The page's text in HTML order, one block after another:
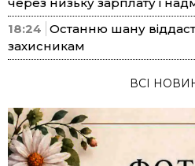
18:24 Останню шану
захисникам
ВСІ